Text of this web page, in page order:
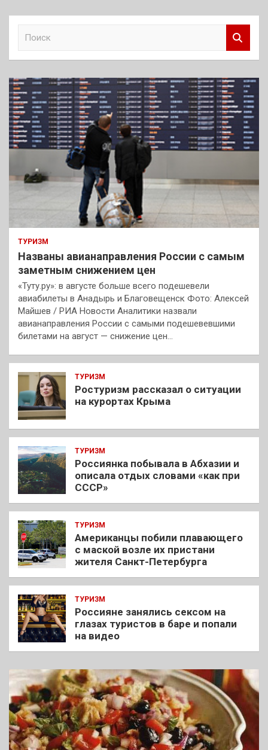
к
ТУРИЗМ
Названы авианаправления России с самым
заметным снижением цен
«Туту.ру»: в августе больше всего подешевели
авиабилеты в Анадырь и Благовещенск Фото: Алексей
Майшев / РИА Новости Аналитики назвали
авианаправления России с самыми подешевевшими
билетами на август — снижение цен…
ТУРИЗМ
Ростуризм рассказал о ситуации
на курортах Крыма
ТУРИЗМ
Россиянка побывала в Абхазии и
описала отдых словами «как при
СССР»
ТУРИЗМ
Американцы побили плавающего
с маской возле их пристани
жителя Санкт-Петербурга
ТУРИЗМ
Россияне занялись сексом на
глазах туристов в баре и попали
на видео